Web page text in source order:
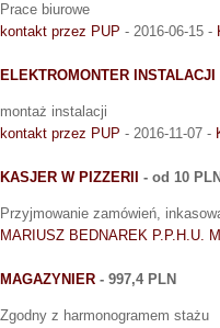
Prace biurowe
kontakt przez PUP - 2016-06-15 -
ELEKTROMONTER
montaż instalacji
kontakt przez PUP - 2016-11-07 -
KASJER W PIZZERII - od 10 PLN
Przyjmowanie zamówień,
MARIUSZ BEDNAREK P.P.H.U.
MAGAZYNIER - 997,4 PLN
Zgodny z harmonogramem stażu